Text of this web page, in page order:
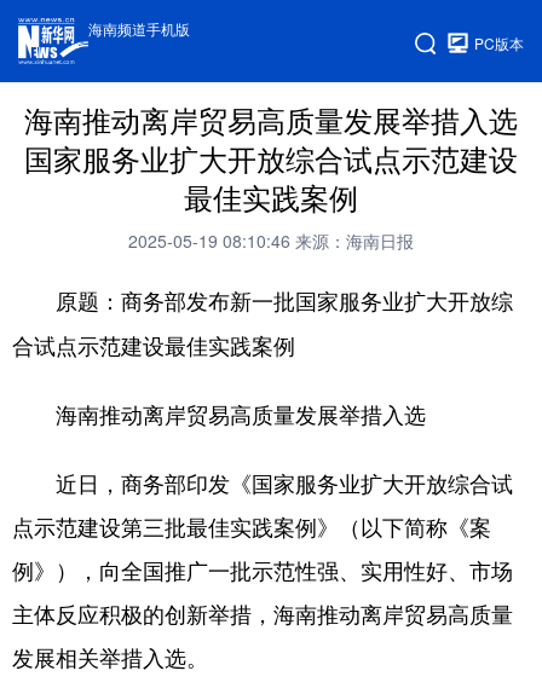
海南频道手机版
PC版本
海南推动离岸贸易高质量发展举措入选
国家服务业扩大开放综合试点示范建设
最佳实践案例
2025-05-19 08:10:46 来源：海南日报
原题：商务部发布新一批国家服务业扩大开放综
合试点示范建设最佳实践案例
海南推动离岸贸易高质量发展举措入选
近日，商务部印发《国家服务业扩大开放综合试
点示范建设第三批最佳实践案例》（以下简称《案
例》），向全国推广一批示范性强、实用性好、市场
主体反应积极的创新举措，海南推动离岸贸易高质量
发展相关举措入选。